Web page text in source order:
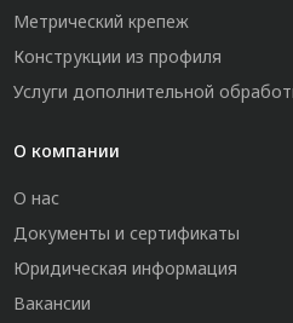
Метрический крепеж
Конструкции из профиля
Услуги дополнительной
О компании
О нас
Документы и сертификаты
Юридическая информация
Вакансии